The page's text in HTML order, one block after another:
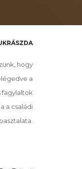
hogy
a
fagylaltok
a családi